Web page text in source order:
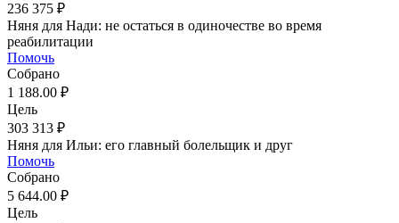
236 375 ₽
Няня для Нади: не остаться в одиночестве во время
реабилитации
Помочь
Собрано
1 188.00 ₽
Цель
303 313 ₽
Няня для Ильи: его главный болельщик и друг
Помочь
Собрано
5 644.00 ₽
Цель